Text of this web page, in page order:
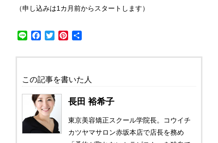
（申し込みは1カ月前からスタートします）
Line Facebook
TwitterPinterest
この記事を書いた人
長田 裕希子
東京美容矯正スクール学院長。コウイチ
カツヤマサロン赤坂本店で店長を務め